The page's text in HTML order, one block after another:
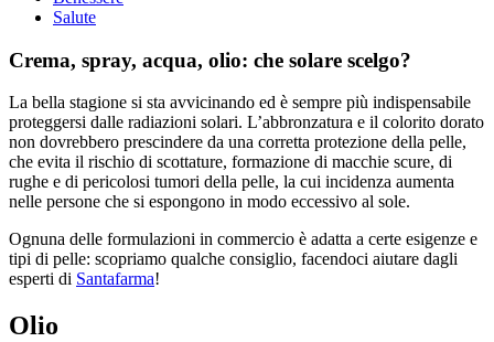
Salute
Crema, spray, acqua, olio: che solare scelgo?
La bella stagione si sta avvicinando ed è sempre più indispensabile
proteggersi dalle radiazioni solari. L’abbronzatura e il colorito dorato
non dovrebbero prescindere da una corretta protezione della pelle,
che evita il rischio di scottature, formazione di macchie scure, di
rughe e di pericolosi tumori della pelle, la cui incidenza aumenta
nelle persone che si espongono in modo eccessivo al sole.
Ognuna delle formulazioni in commercio è adatta a certe esigenze e
tipi di pelle: scopriamo qualche consiglio, facendoci aiutare dagli
esperti di Santafarma!
Olio